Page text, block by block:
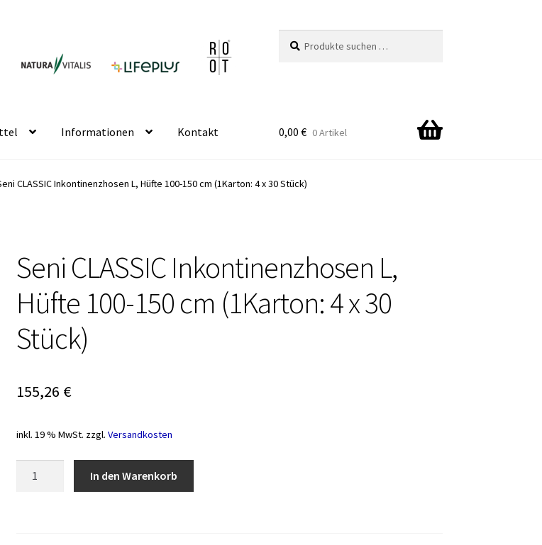
nach:
Informationen Kontakt 0,00 € 0 Artikel
CLASSIC Inkontinenzhosen L, Hüfte 100-150 cm (1Karton: 4 x 30 Stück)
Seni CLASSIC Inkontinenzhosen L,
Hüfte 100-150 cm (1Karton: 4 x 30
Stück)
155,26 €
inkl. 19 % MwSt. zzgl. Versandkosten
In den Warenkorb